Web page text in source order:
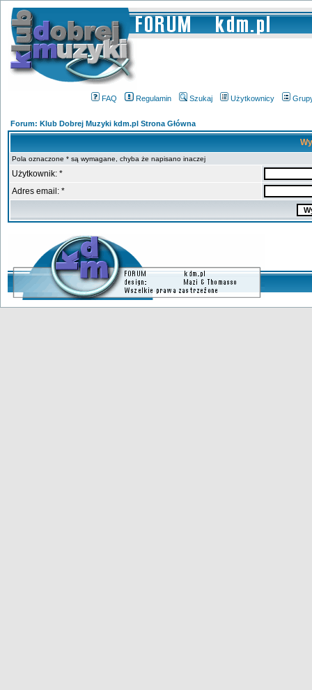
FAQ Regulamin Szukaj Użytkownicy
Forum: Klub Dobrej Muzyki kdm.pl Strona Główna
Pola oznaczone * są wymagane, chyba że napisano inaczej
Użytkownik: *
Adres email: *